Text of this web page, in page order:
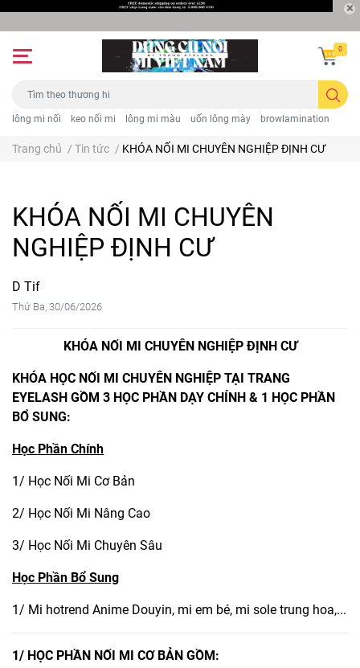
lông mi nối keo nối mi lông mi màu uốn lông mày browlamination
0
Trang chủ / Tin tức / KHÓA NỐI MI CHUYÊN NGHIỆP ĐỊNH CƯ
KHÓA NỐI MI CHUYÊN
NGHIỆP ĐỊNH CƯ
D Tif
Thứ Ba, 30/06/2026
KHÓA NỐI MI CHUYÊN NGHIỆP ĐỊNH CƯ
KHÓA HỌC NỐI MI CHUYÊN NGHIỆP TẠI TRANG
EYELASH GỒM 3 HỌC PHẦN DẠY CHÍNH & 1 HỌC PHẦN
BỔ SUNG:
Học Phần Chính
1/ Học Nối Mi Cơ Bản
2/ Học Nối Mi Nâng Cao
3/ Học Nối Mi Chuyên Sâu
Học Phần Bổ Sung
1/ Mi hotrend Anime Douyin, mi em bé, mi sole trung hoa,...
1/ HỌC PHẦN NỐI MI CƠ BẢN GỒM: